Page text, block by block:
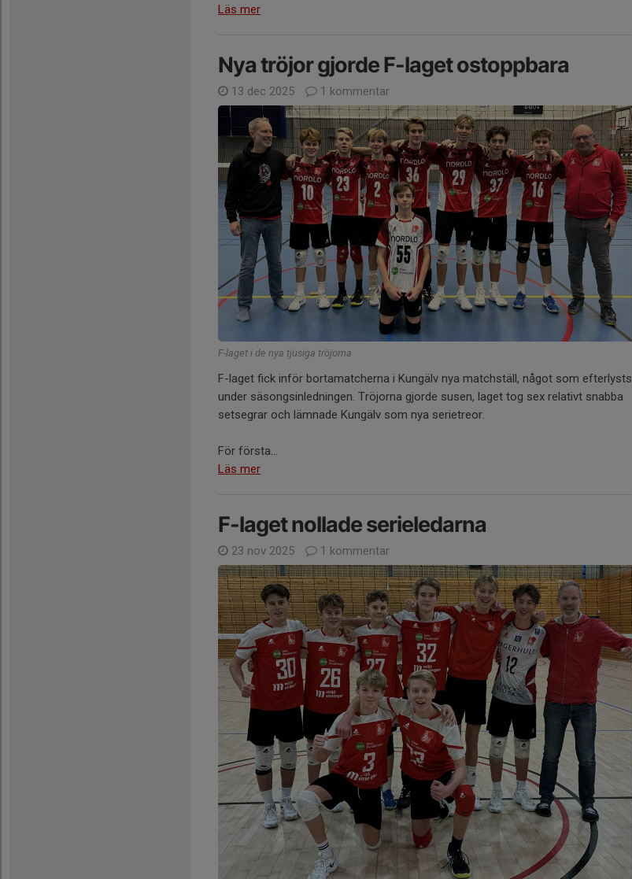
Läs mer
Nya tröjor gjorde F-laget ostoppbara
13 dec 2025 1 kommentar
F-laget i de nya tjusiga tröjorna
F-laget fick inför bortamatcherna i Kungälv nya matchställ, något som efterlysts
under säsongsinledningen. Tröjorna gjorde susen, laget tog sex relativt snabba
setsegrar och lämnade Kungälv som nya serietreor.
För första...
Läs mer
F-laget nollade serieledarna
23 nov 2025 1 kommentar